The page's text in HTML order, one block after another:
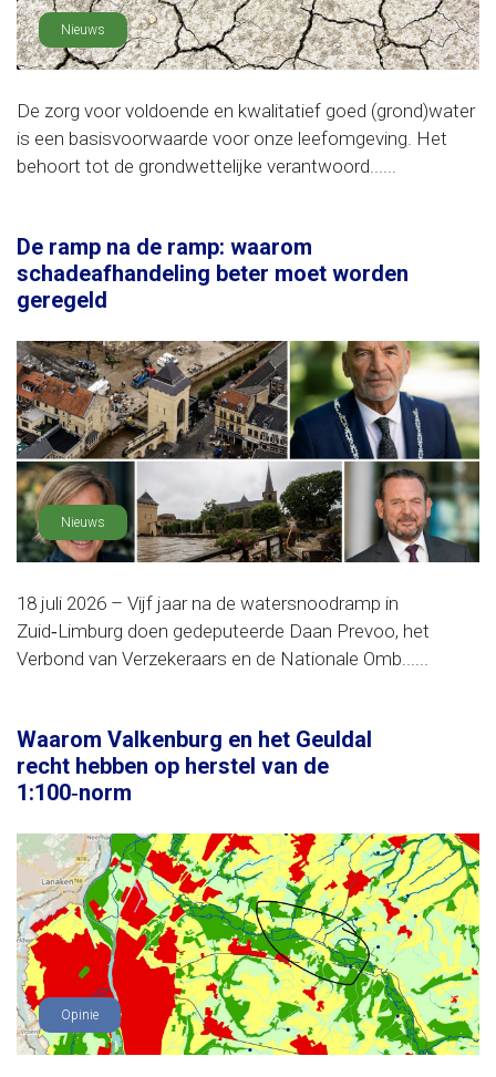
Nieuws
De zorg voor voldoende en kwalitatief goed (grond)water
is een basisvoorwaarde voor onze leefomgeving. Het
behoort tot de grondwettelijke verantwoord......
De ramp na de ramp: waarom
schadeafhandeling beter moet worden
geregeld
Nieuws
18 juli 2026 – Vijf jaar na de watersnoodramp in
Zuid‑Limburg doen gedeputeerde Daan Prevoo, het
Verbond van Verzekeraars en de Nationale Omb......
Waarom Valkenburg en het Geuldal
recht hebben op herstel van de
1:100‑norm
Opinie